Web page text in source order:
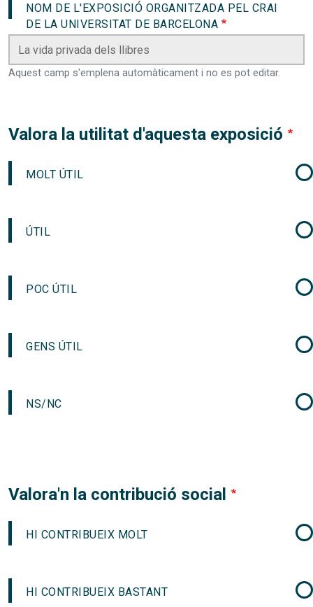
NOM DE L'EXPOSICIÓ ORGANITZADA PEL CRAI
DE LA UNIVERSITAT DE BARCELONA
Aquest camp s'emplena automàticament i no es pot editar.
Valora la utilitat d'aquesta exposició
MOLT ÚTIL
ÚTIL
POC ÚTIL
GENS ÚTIL
NS/NC
Valora'n la contribució social
HI CONTRIBUEIX MOLT
HI CONTRIBUEIX BASTANT